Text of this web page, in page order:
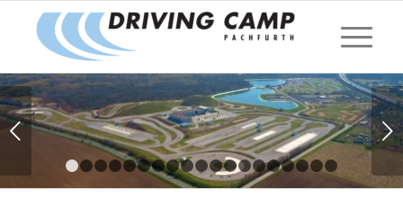
Weiter
1 2 3 4 5 6 7 8 9 10111213 1516